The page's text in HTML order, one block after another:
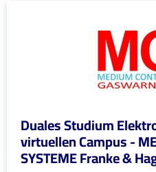
Duales Studium
virtuellen Campus -
SYSTEME Franke &